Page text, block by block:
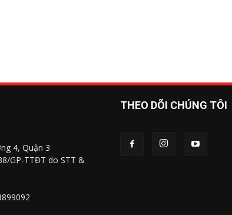
4, Quận 3
GP-TTĐT do STT &
THEO DÕI CHÚNG TÔI